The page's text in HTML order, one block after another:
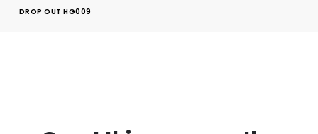
DROP OUT HG009